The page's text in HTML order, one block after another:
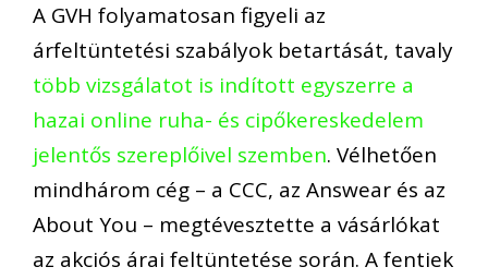
A GVH folyamatosan figyeli az
árfeltüntetési szabályok betartását, tavaly
több vizsgálatot is indított egyszerre a
hazai online ruha- és cipőkereskedelem
jelentős szereplőivel szemben. Vélhetően
mindhárom cég – a CCC, az Answear és az
About You – megtévesztette a vásárlókat
az akciós árai feltüntetése során. A fentiek